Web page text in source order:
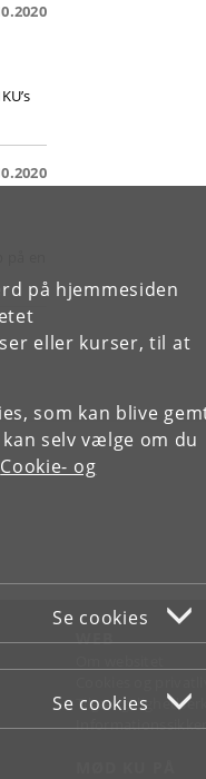
på hjemmesiden
eller kurser, til at
som kan blive
selv vælge om du
Cookie- og
Se cookies
Se cookies
en
WEB